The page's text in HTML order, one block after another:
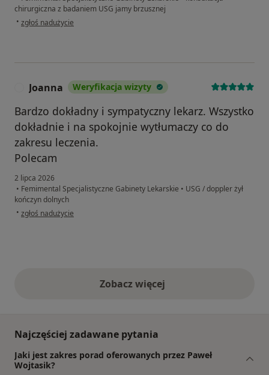
chirurgiczna z badaniem USG jamy brzusznej
• w opinii użytkownika WW
zgłoś nadużycie
Joanna Weryfikacja wizyty
Bardzo dokładny i sympatyczny lekarz. Wszystko
dokładnie i na spokojnie wytłumaczy co do
zakresu leczenia.
Polecam
2 lipca 2026
• Femimental Specjalistyczne Gabinety Lekarskie • USG / doppler żył
kończyn dolnych
• w opinii użytkownika Joanna
zgłoś nadużycie
Zobacz więcejopinie powyżej
Najczęściej zadawane pytania
Jaki jest zakres porad oferowanych przez Paweł
Wojtasik?